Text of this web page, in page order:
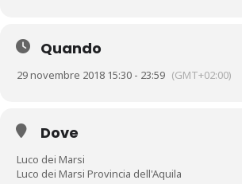
Quando
29 novembre 2018 15:30 - 23:59 (GMT+02:00)
Dove
Luco dei Marsi
Luco dei Marsi Provincia dell'Aquila